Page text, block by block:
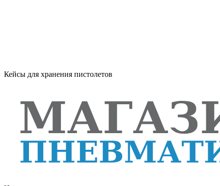
Кейсы для хранения пистолетов